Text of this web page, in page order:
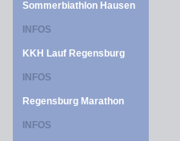
Sommerbiathlon Hausen
INFOS
KKH Lauf Regensburg
INFOS
Regensburg Marathon
INFOS